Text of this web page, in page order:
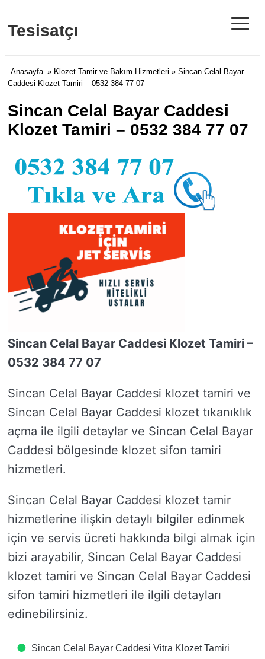
Tesisatçı ≡
Anasayfa » Klozet Tamir ve Bakım Hizmetleri » Sincan Celal Bayar
Caddesi Klozet Tamiri – 0532 384 77 07
Sincan Celal Bayar Caddesi
Klozet Tamiri – 0532 384 77 07
Sincan Celal Bayar Caddesi Klozet Tamiri –
0532 384 77 07
Sincan Celal Bayar Caddesi klozet tamiri ve
Sincan Celal Bayar Caddesi klozet tıkanıklık
açma ile ilgili detaylar ve Sincan Celal Bayar
Caddesi bölgesinde klozet sifon tamiri
hizmetleri.
Sincan Celal Bayar Caddesi klozet tamir
hizmetlerine ilişkin detaylı bilgiler edinmek
için ve servis ücreti hakkında bilgi almak için
bizi arayabilir, Sincan Celal Bayar Caddesi
klozet tamiri ve Sincan Celal Bayar Caddesi
sifon tamiri hizmetleri ile ilgili detayları
edinebilirsiniz.
Sincan Celal Bayar Caddesi Vitra Klozet Tamiri